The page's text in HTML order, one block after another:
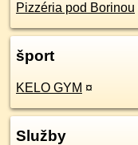
Pizzéria pod Borinou
šport
KELO GYM ¤
Služby